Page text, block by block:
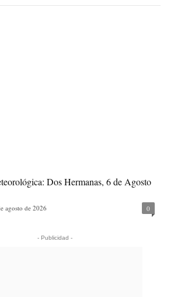
Dos Hermanas, 6 de Agosto
agosto de 2026 0
- Publicidad -